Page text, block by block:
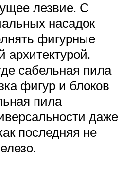
лезвие. С
насадок
фигурные
архитектурой.
сабельная пила
фигур и блоков
пила
даже
последняя не